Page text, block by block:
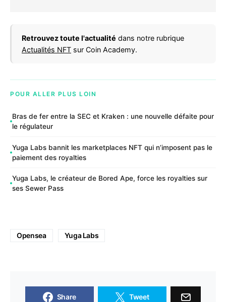
Retrouvez toute l'actualité dans notre rubrique
Actualités NFT sur Coin Academy.
POUR ALLER PLUS LOIN
Bras de fer entre la SEC et Kraken : une nouvelle défaite pour
le régulateur
Yuga Labs bannit les marketplaces NFT qui n’imposent pas le
paiement des royalties
Yuga Labs, le créateur de Bored Ape, force les royalties sur
ses Sewer Pass
Opensea Yuga Labs
Share Tweet